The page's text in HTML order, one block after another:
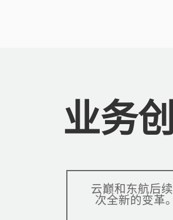
业务
云巅和东航后
次全新的变革